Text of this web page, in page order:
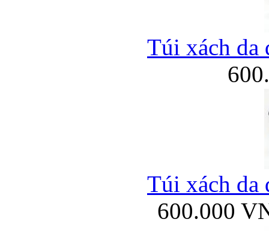
Túi xách da
Túi xách da
600.000